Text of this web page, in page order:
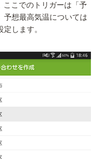
ここでのトリガーは「予
予想最高気温については
します。